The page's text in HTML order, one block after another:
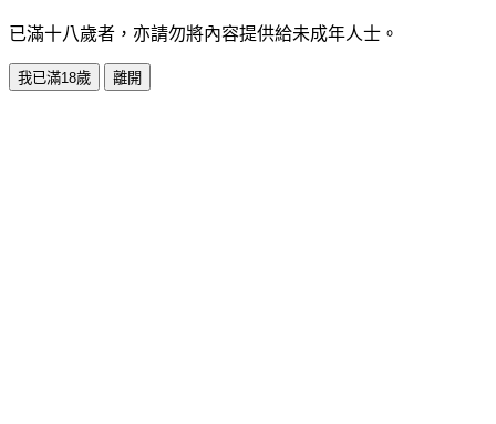
已滿十八歲者，亦請勿將內容提供給未成年人士。
我已滿18歲 離開